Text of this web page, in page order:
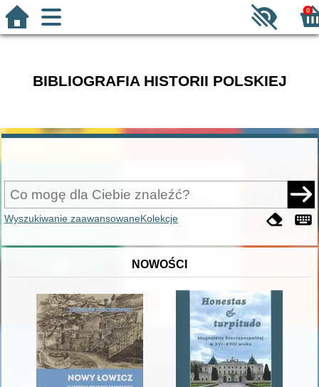
0
BIBLIOGRAFIA HISTORII POLSKIEJ
Wyszukiwanie zaawansowaneKolekcje
NOWOŚCI